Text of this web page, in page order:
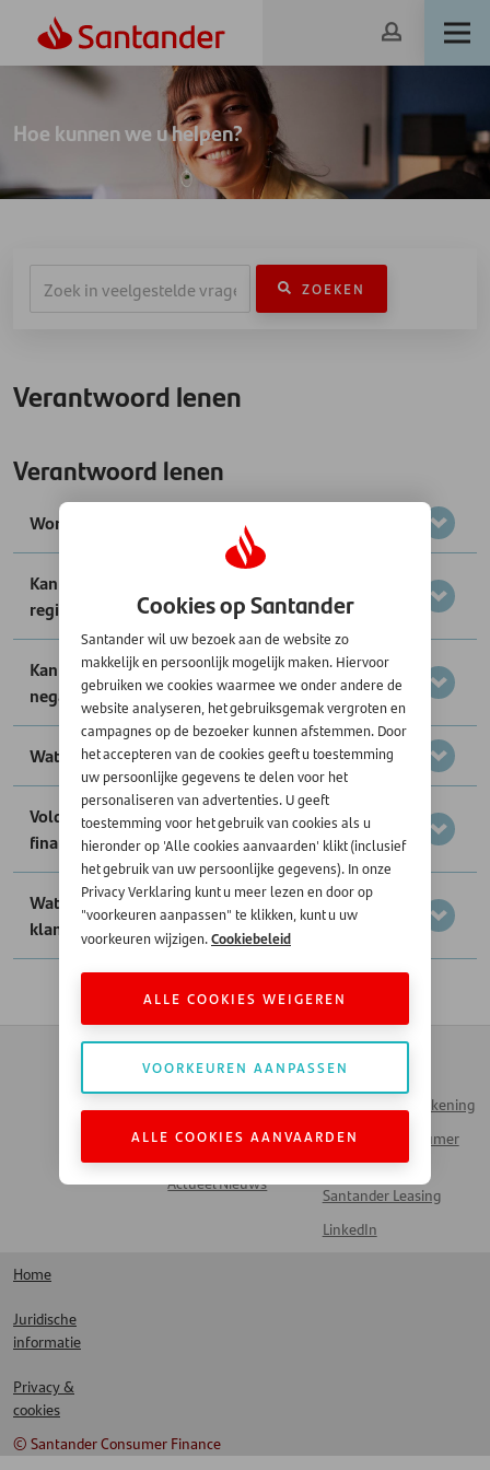
Hoe kunnen we u helpen?
ZOEKEN
Verantwoord lenen
Verantwoord lenen
Wordt mijn lening geregistreerd bij het BKR?
Kan ik een financiering aanvragen als ik een BKR-
registratie heb?
Kan ik een financiering aanvragen met een
negatieve BKR-registratie?
Wat is de Wet Financieel Toezicht
Voldoet Santander aan de eisen van de Wet
financieel toezicht?
Wat betekent de Wet financieel toezicht voor u als
klant?
Contact
Werken bij Santander
Actueel Nieuws
Zakendoen met
Automotive
Inloggen Mijn Rekening
Santander Consumer
Bank
Santander Leasing
LinkedIn
Home
Juridische
informatie
Privacy &
cookies
© Santander Consumer Finance
Cookies op Santander
Santander wil uw bezoek aan de website zo
makkelijk en persoonlijk mogelijk maken. Hiervoor
gebruiken we cookies waarmee we onder andere de
website analyseren, het gebruiksgemak vergroten en
campagnes op de bezoeker kunnen afstemmen. Door
het accepteren van de cookies geeft u toestemming
uw persoonlijke gegevens te delen voor het
personaliseren van advertenties. U geeft
toestemming voor het gebruik van cookies als u
hieronder op 'Alle cookies aanvaarden' klikt (inclusief
het gebruik van uw persoonlijke gegevens). In onze
Privacy Verklaring kunt u meer lezen en door op
"voorkeuren aanpassen" te klikken, kunt u uw
voorkeuren wijzigen.Cookiebeleid
ALLE COOKIES WEIGEREN
VOORKEUREN AANPASSEN
ALLE COOKIES AANVAARDEN